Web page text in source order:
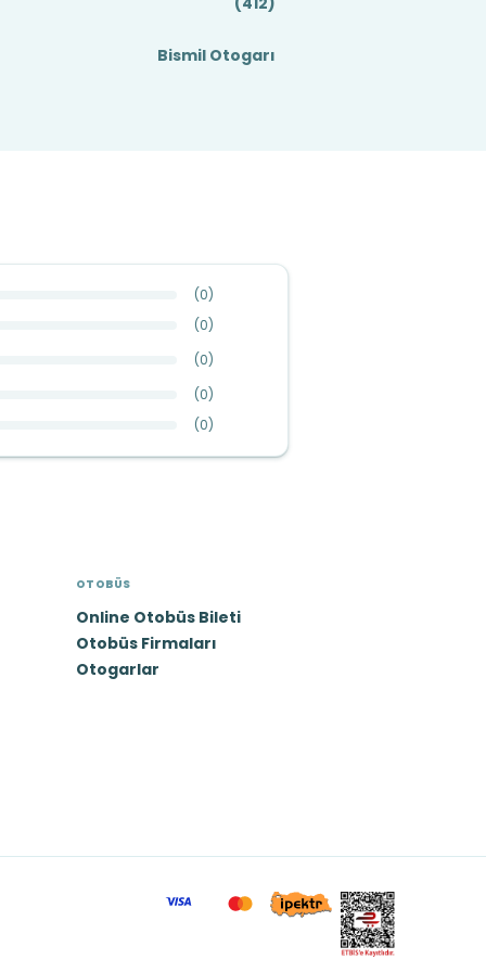
Bismil Otogarı
(0)
(0)
(0)
(0)
(0)
OTOBÜS
Online Otobüs Bileti
Otobüs Firmaları
Otogarlar